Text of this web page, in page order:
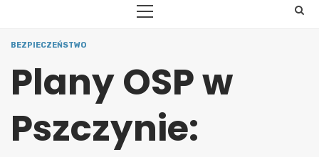
PRIMARY
BEZPIECZEŃSTWO
Plany OSP w
Pszczynie: